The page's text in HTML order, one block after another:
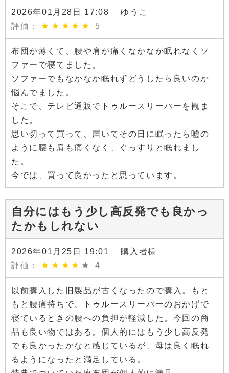
2026年01月28日 17:08 ゆうこ
評価：
5
布団が薄くて、腰や肩が痛くなかなか眠れなくソ
ファーで寝てました。
ソファーでもなかなか眠れずどうしたら良いのか
悩んでました。
そこで、テレビ通販でトゥルースリーパーを観ま
した。
思い切って買って、届いてその日に眠ったら嘘の
ように腰も肩も痛くなく、ぐっすりと眠れまし
た。
今では、買って良かったと思っています。
自分にはもう少し高反発でも良かっ
たかもしれない
2026年01月25日 19:01 購入者様
評価：
4
以前購入した旧製品が古くなったので購入。もと
もと腰痛持ちで、トゥルースリーパーのおかげで
寝ているときの腰への負担が軽減した。今回の商
品も良い物ではある。個人的にはもう少し高反発
でも良かったかなと感じているが、母は良く眠れ
るようになったと満足している。